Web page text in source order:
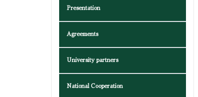
Presentation
Agreements
University partners
National Cooperation